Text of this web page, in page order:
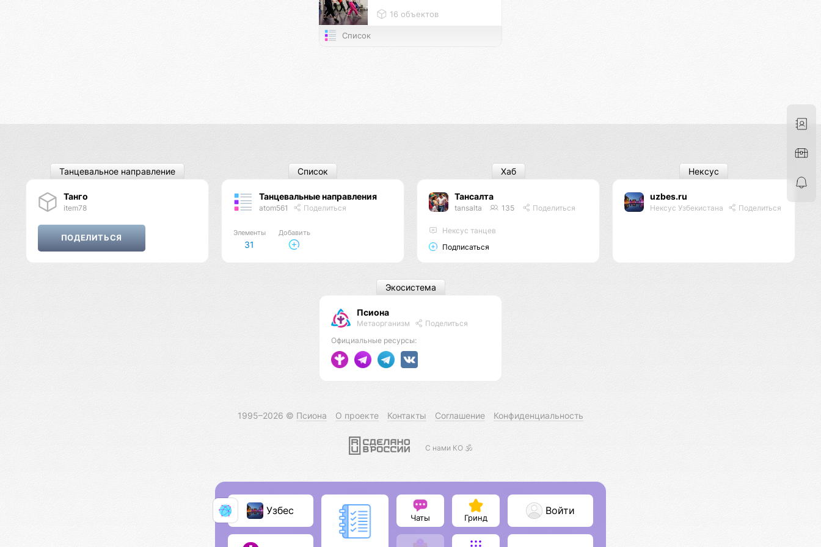
16 объектов
Список
Танго
item78
Танцевальное направление
Танцевальные направления
atom561 Поделиться
Элементы
31
Добавить
Список
Тансалта
tansalta 135 Поделиться
Нексус танцев
Подписаться
Хаб
uzbes.ru
Нексус Узбекистана Поделиться
Нексус
Псиона
Метаорганизм
Поделиться
Официальные ресурсы:
Экосистема
1995–2026 © Псиона О проекте Контакты Соглашение Конфиденциальность
С нами КО 🕉️
Узбес
Чаты Гринд
Войти